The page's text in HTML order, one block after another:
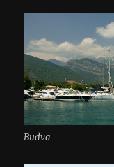
Budva